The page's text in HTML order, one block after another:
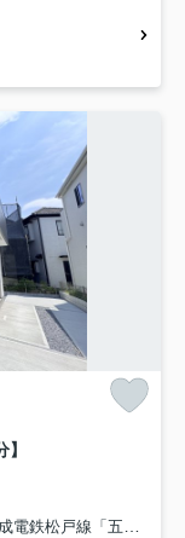
鉄松戸線「五香」駅 徒歩30分